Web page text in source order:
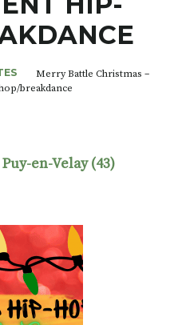
NEWSLETTER
LINKEDINYOUTUBE
Merry Battle Christmas –
breakdance
en-Velay (43)